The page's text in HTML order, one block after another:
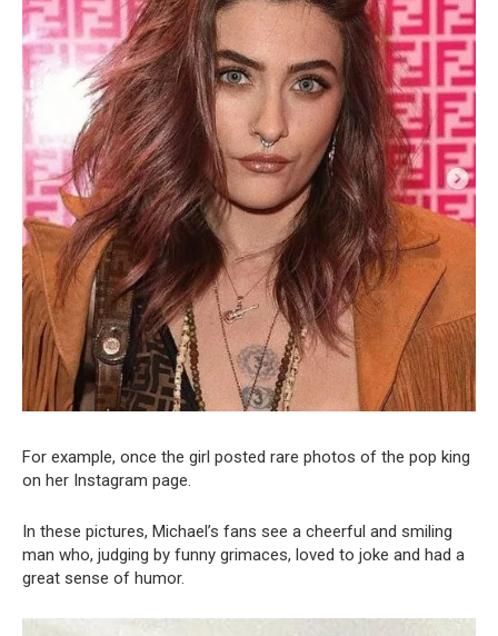
For example, once the girl posted rare photos of the pop king
on her Instagram page.
In these pictures, Michael’s fans see a cheerful and smiling
man who, judging by funny grimaces, loved to joke and had a
great sense of humor.